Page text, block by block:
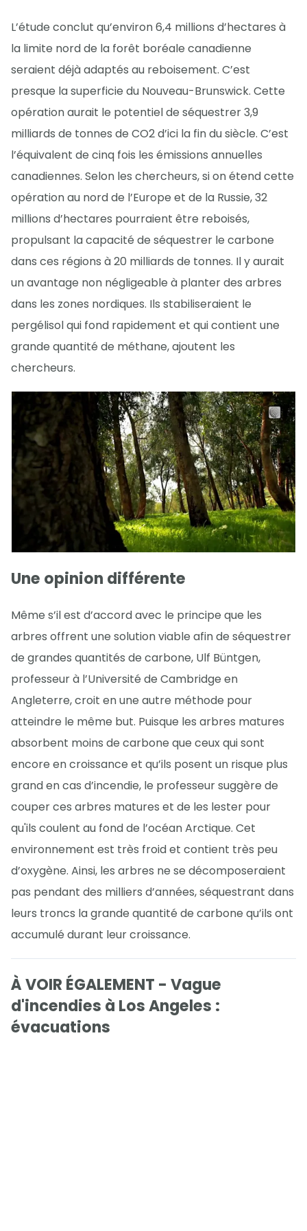
L’étude conclut qu’environ 6,4 millions d’hectares à
la limite nord de la forêt boréale canadienne
seraient déjà adaptés au reboisement. C’est
presque la superficie du Nouveau-Brunswick. Cette
opération aurait le potentiel de séquestrer 3,9
milliards de tonnes de CO2 d’ici la fin du siècle. C’est
l’équivalent de cinq fois les émissions annuelles
canadiennes. Selon les chercheurs, si on étend cette
opération au nord de l’Europe et de la Russie, 32
millions d’hectares pourraient être reboisés,
propulsant la capacité de séquestrer le carbone
dans ces régions à 20 milliards de tonnes. Il y aurait
un avantage non négligeable à planter des arbres
dans les zones nordiques. Ils stabiliseraient le
pergélisol qui fond rapidement et qui contient une
grande quantité de méthane, ajoutent les
chercheurs.
Une opinion différente
Même s’il est d’accord avec le principe que les
arbres offrent une solution viable afin de séquestrer
de grandes quantités de carbone, Ulf Büntgen,
professeur à l’Université de Cambridge en
Angleterre, croit en une autre méthode pour
atteindre le même but. Puisque les arbres matures
absorbent moins de carbone que ceux qui sont
encore en croissance et qu’ils posent un risque plus
grand en cas d’incendie, le professeur suggère de
couper ces arbres matures et de les lester pour
qu'ils coulent au fond de l’océan Arctique. Cet
environnement est très froid et contient très peu
d’oxygène. Ainsi, les arbres ne se décomposeraient
pas pendant des milliers d’années, séquestrant dans
leurs troncs la grande quantité de carbone qu’ils ont
accumulé durant leur croissance.
À VOIR ÉGALEMENT - Vague
d'incendies à Los Angeles :
évacuations